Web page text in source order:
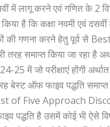
में लागू करने एवं गणित के 2
है कि कक्षा नवमी एवं दसवीं में
की गणना करने हेतु पूर्व से
तरह समाप्त किया जा रहा है
25 में जो परीक्षाएं होंगी
बेस्ट ऑफ फाइव पद्धति समाप्त
of Five Approach
पद्धति है उसमें कोई भी ऐसे